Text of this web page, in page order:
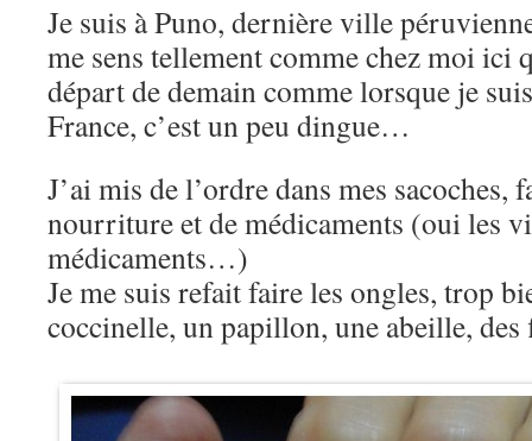
Je suis à Puno, dernière ville
me sens tellement comme chez moi ici
départ de demain comme lorsque je
France, c’est un peu dingue…
J’ai mis de l’ordre dans mes sacoches,
nourriture et de médicaments (oui les
médicaments…)
Je me suis refait faire les ongles, trop
coccinelle, un papillon, une abeille,